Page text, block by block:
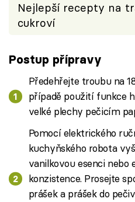
Nejlepší recepty na
cukroví
Postup přípravy
Předehřejte troubu na
případě použití funkce
velké plechy pečicím
Pomocí elektrického
kuchyňského robota
vanilkovou esenci
konzistence. Prosejte
prášek a prášek do